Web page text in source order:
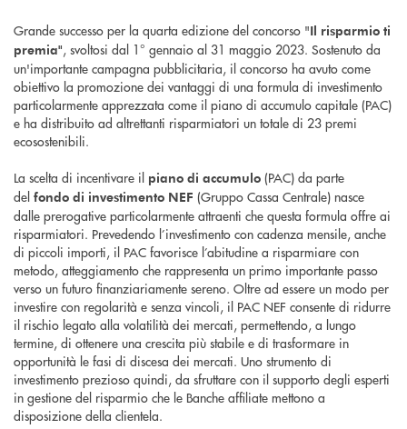
Grande successo per la quarta edizione del concorso "Il risparmio ti
premia", svoltosi dal 1° gennaio al 31 maggio 2023. Sostenuto da
un'importante campagna pubblicitaria, il concorso ha avuto come
obiettivo la promozione dei vantaggi di una formula di investimento
particolarmente apprezzata come il piano di accumulo capitale (PAC)
e ha distribuito ad altrettanti risparmiatori un totale di 23 premi
ecosostenibili.
La scelta di incentivare il piano di accumulo (PAC) da parte
del fondo di investimento NEF (Gruppo Cassa Centrale) nasce
dalle prerogative particolarmente attraenti che questa formula offre ai
risparmiatori. Prevedendo l’investimento con cadenza mensile, anche
di piccoli importi, il PAC favorisce l’abitudine a risparmiare con
metodo, atteggiamento che rappresenta un primo importante passo
verso un futuro finanziariamente sereno. Oltre ad essere un modo per
investire con regolarità e senza vincoli, il PAC NEF consente di ridurre
il rischio legato alla volatilità dei mercati, permettendo, a lungo
termine, di ottenere una crescita più stabile e di trasformare in
opportunità le fasi di discesa dei mercati. Uno strumento di
investimento prezioso quindi, da sfruttare con il supporto degli esperti
in gestione del risparmio che le Banche affiliate mettono a
disposizione della clientela.